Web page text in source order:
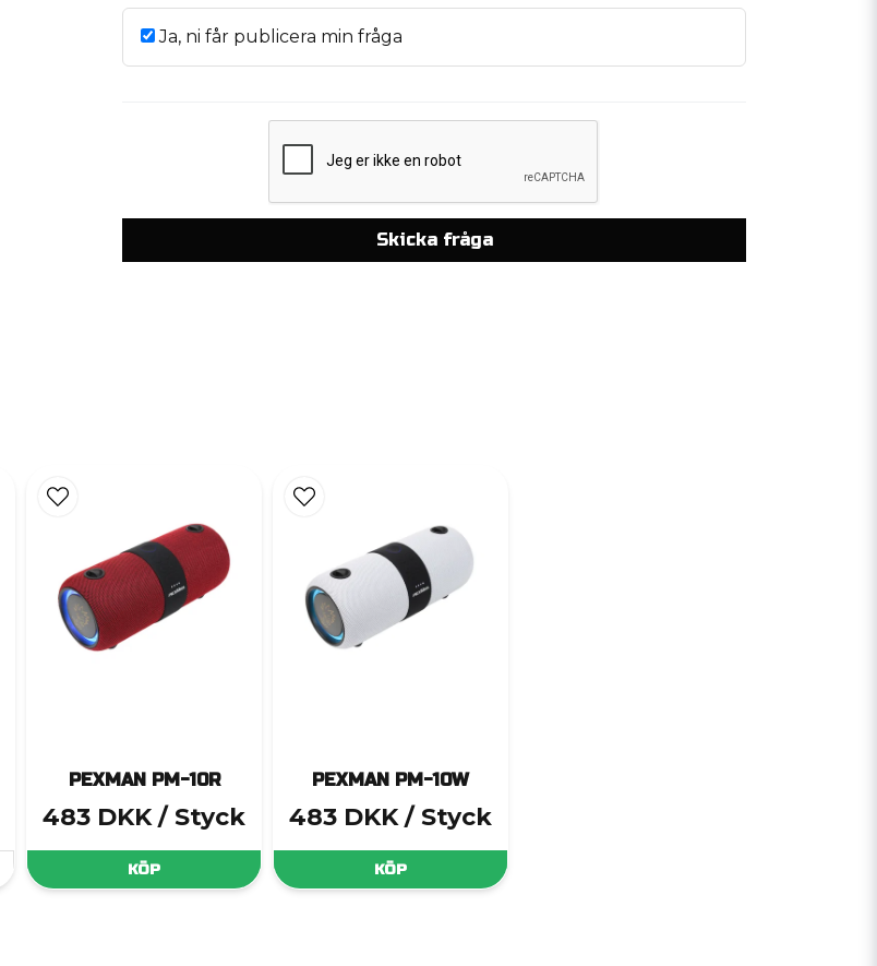
Ja, ni får publicera min fråga
Skicka fråga
PEXMAN PM-10R
483 DKK / Styck
KÖP
PEXMAN PM-10W
483 DKK / Styck
KÖP